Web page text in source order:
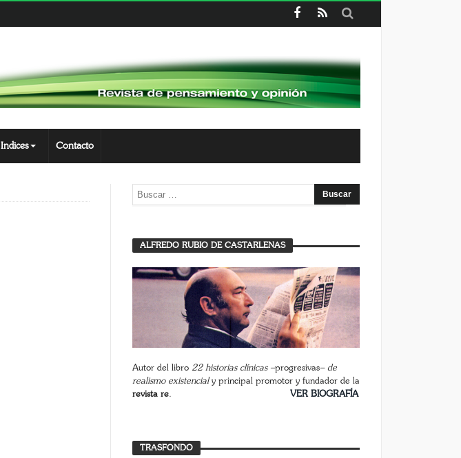
Indices Contacto
ALFREDO RUBIO DE CASTARLENAS
Autor del libro 22 historias clínicas –progresivas– de
realismo existencialy principal promotor y fundador de la
revista re. VER BIOGRAFÍA
TRASFONDO